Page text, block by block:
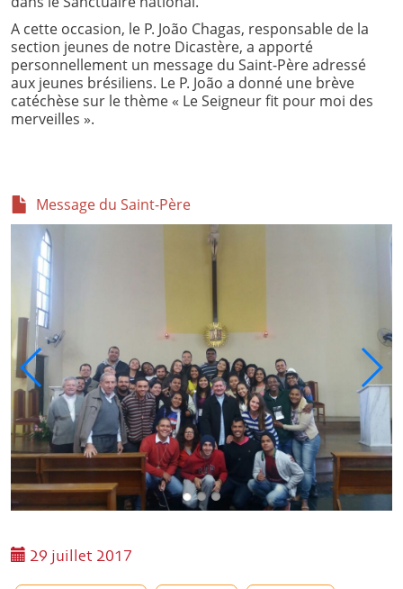
A cette occasion, le P. João Chagas, responsable de la
section jeunes de notre Dicastère, a apporté
personnellement un message du Saint-Père adressé
aux jeunes brésiliens. Le P. João a donné une brève
catéchèse sur le thème « Le Seigneur fit pour moi des
merveilles ».
Message du Saint-Père
29 juillet 2017